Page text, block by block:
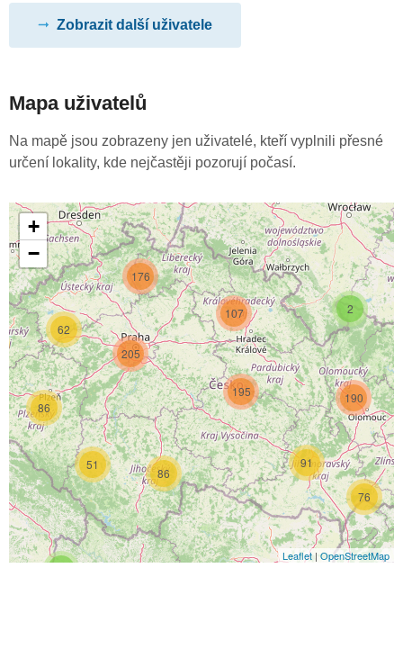
Zobrazit další uživatele
Mapa uživatelů
Na mapě jsou zobrazeny jen uživatelé, kteří vyplnili přesné
určení lokality, kde nejčastěji pozorují počasí.
51
86
107
62
86
176
205
2
76
91
190
195
+
−
Leaflet | OpenStreetMap